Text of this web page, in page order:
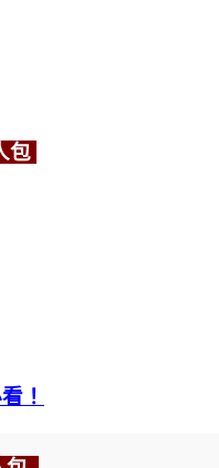
包
！